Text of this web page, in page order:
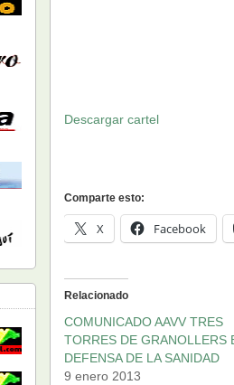
Descargar cartel
Comparte esto:
X Facebook
Relacionado
COMUNICADO AAVV TRES
TORRES DE GRANOLLERS
DEFENSA DE LA SANIDAD
9 enero 2013